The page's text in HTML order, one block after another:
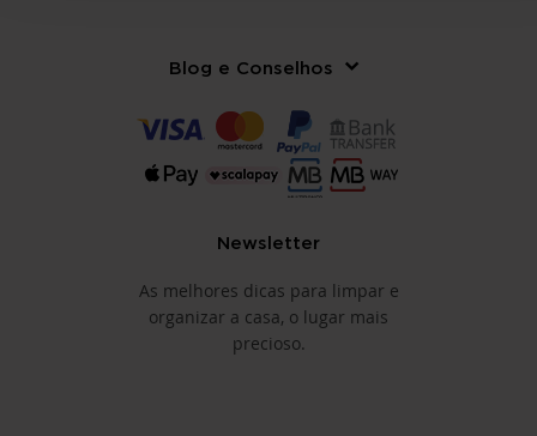
Blog e Conselhos
Newsletter
As melhores dicas para limpar e
organizar a casa, o lugar mais
precioso.